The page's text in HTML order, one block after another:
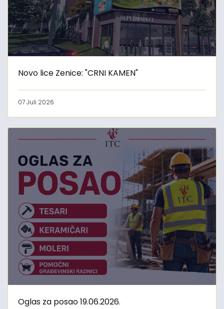
Novo lice Zenice: "CRNI KAMEN"
07 Juli 2026
Oglas za posao 19.06.2026.